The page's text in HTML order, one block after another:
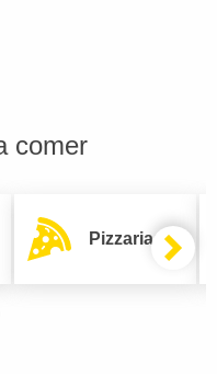
comer
Pizzarias